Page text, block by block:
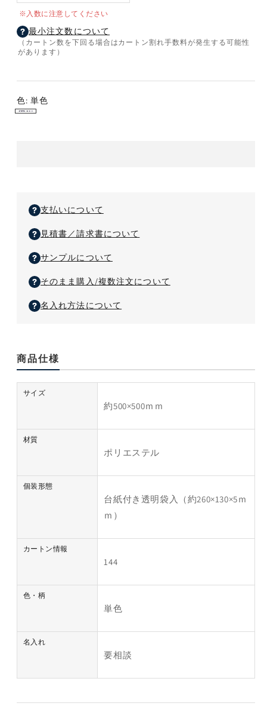
つ
ま
で
も
元
で
量
減
ら
す
つ
も
元
増
す
※入数に注意してください
最小注文数について
（カートン数を下回る場合はカートン割れ手数料が発生する可能性
があります）
色:単色
支払いについて
見積書／請求書について
サンプルについて
そのまま購入/複数注文について
名入れ方法について
商品仕様
サイズ
約500×500ｍｍ
材質
ポリエステル
個装形態
台紙付き透明袋入（約260×130×5ｍ
ｍ）
カートン情報
144
色・柄
単色
名入れ
要相談